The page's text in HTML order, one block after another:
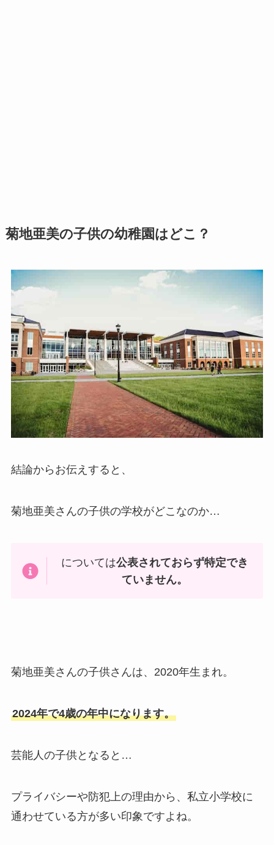
菊地亜美の子供の幼稚園はどこ？
結論からお伝えすると、
菊地亜美さんの子供の学校がどこなのか…
については公表されておらず特定でき
ていません。
菊地亜美さんの子供さんは、2020年生まれ。
2024年で4歳の年中になります。
芸能人の子供となると…
プライバシーや防犯上の理由から、私立小学校に
通わせている方が多い印象ですよね。